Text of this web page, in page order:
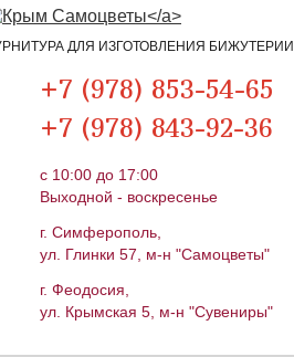
ДЛЯ ИЗГОТОВЛЕНИЯ БИЖУТЕРИИ
+7 (978) 853-54-65
+7 (978) 843-92-36
c 10:00 до 17:00
Выходной - воскресенье
г. Симферополь,
ул. Глинки 57, м-н "Самоцветы"
г. Феодосия,
ул. Крымская 5, м-н "Сувениры"